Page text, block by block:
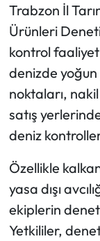
Trabzon İl
Ürünleri
kontrol
denizde yoğun
noktaları,
satış
deniz
Özellikle
yasa dışı
ekiplerin
Yetkililer,